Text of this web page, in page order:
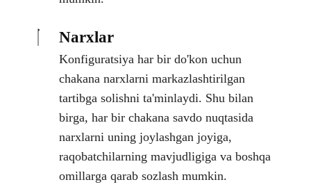
Narxlar
Konfiguratsiya har bir do'kon uchun
chakana narxlarni markazlashtirilgan
tartibga solishni ta'minlaydi. Shu bilan
birga, har bir chakana savdo nuqtasida
narxlarni uning joylashgan joyiga,
raqobatchilarning mavjudligiga va boshqa
omillarga qarab sozlash mumkin.